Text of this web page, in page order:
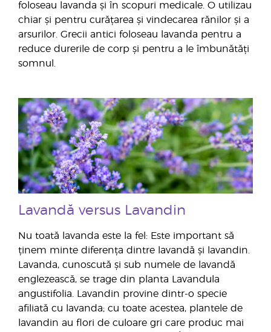
foloseau lavanda și în scopuri medicale. O utilizau
chiar și pentru curățarea și vindecarea rănilor și a
arsurilor. Grecii antici foloseau lavanda pentru a
reduce durerile de corp și pentru a le îmbunătăți
somnul.
Lavandă versus Lavandin
Nu toată lavanda este la fel: Este important să
ținem minte diferența dintre lavandă și lavandin.
Lavanda, cunoscută și sub numele de lavandă
englezească, se trage din planta Lavandula
angustifolia. Lavandin provine dintr-o specie
afiliată cu lavanda; cu toate acestea, plantele de
lavandin au flori de culoare gri care produc mai